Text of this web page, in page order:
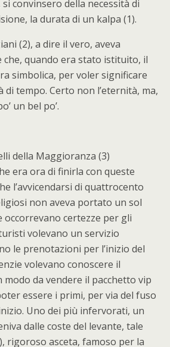
convinsero della necessità di
la durata di un kalpa (1).
(2), a dire il vero, aveva
quando era stato istituito, il
simbolica, per voler significare
di tempo. Certo non l’eternità, ma,
un bel po’.
della Maggioranza (3)
era ora di finirla con queste
l’avvicendarsi di quattrocento
non aveva portato un sol
occorrevano certezze per gli
volevano un servizio
le prenotazioni per l’inizio del
volevano conoscere il
da vendere il pacchetto vip
essere i primi, per via del fuso
Uno dei più infervorati, un
dalle coste del levante, tale
rigoroso asceta, famoso per la